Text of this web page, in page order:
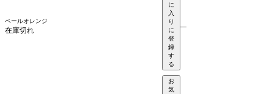
ペールオレンジ
在庫切れ
に
入
り
に
登
録
す
る
—
お
気